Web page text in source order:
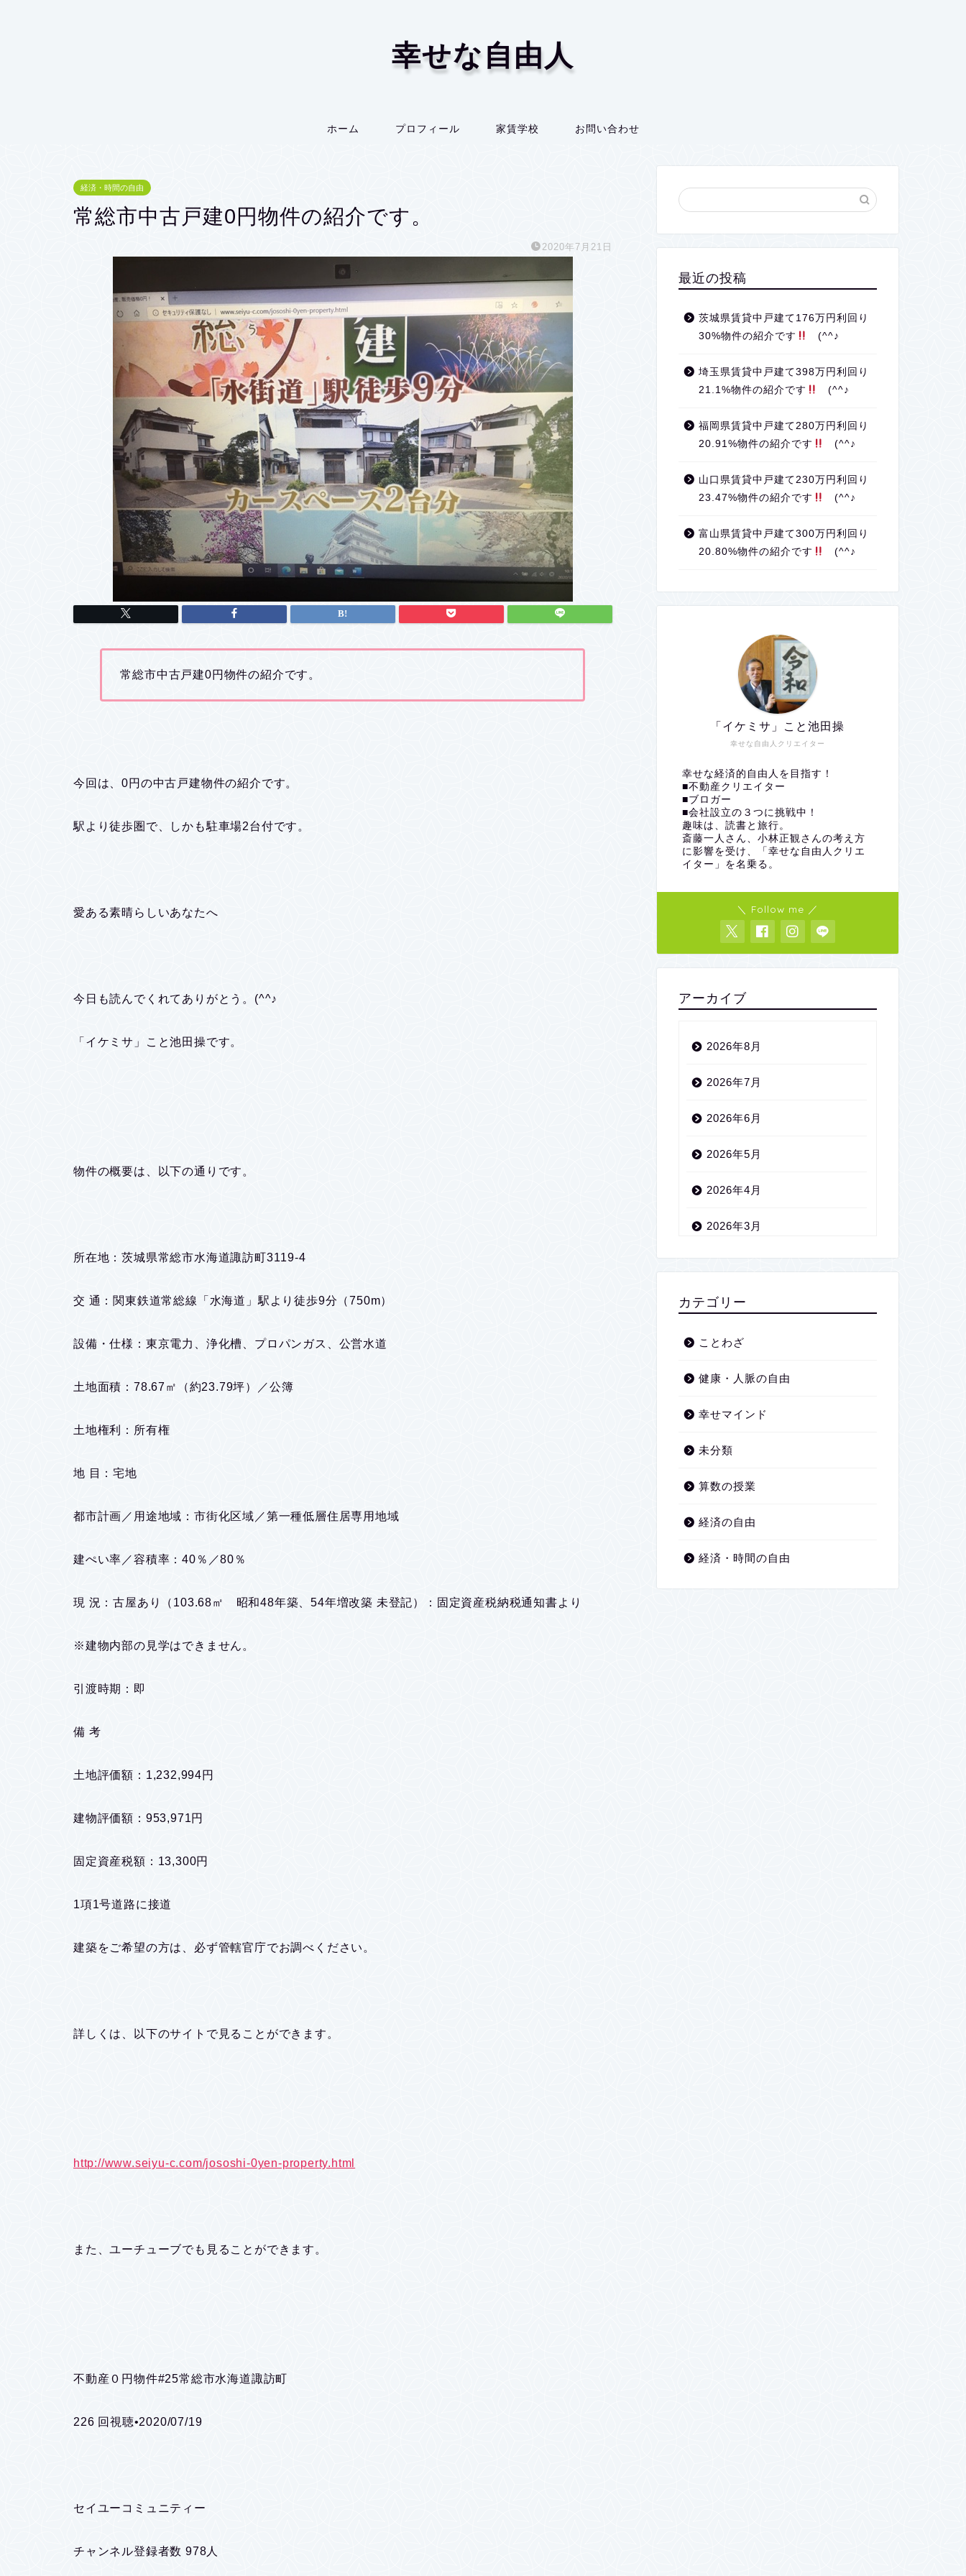
幸せな自由人
ホーム プロフィール 家賃学校 お問い合わせ
経済・時間の自由
常総市中古戸建0円物件の紹介です。
2020年7月21日
常総市中古戸建0円物件の紹介です。
今回は、0円の中古戸建物件の紹介です。
駅より徒歩圏で、しかも駐車場2台付です。
愛ある素晴らしいあなたへ
今日も読んでくれてありがとう。(^^♪
「イケミサ」こと池田操です。
物件の概要は、以下の通りです。
所在地：茨城県常総市水海道諏訪町3119-4
交 通：関東鉄道常総線「水海道」駅より徒歩9分（750m）
設備・仕様：東京電力、浄化槽、プロパンガス、公営水道
土地面積：78.67㎡（約23.79坪）／公簿
土地権利：所有権
地 目：宅地
都市計画／用途地域：市街化区域／第一種低層住居専用地域
建ぺい率／容積率：40％／80％
現 況：古屋あり（103.68㎡ 昭和48年築、54年増改築 未登記）：固定資産税納税通知書より
※建物内部の見学はできません。
引渡時期：即
備 考
土地評価額：1,232,994円
建物評価額：953,971円
固定資産税額：13,300円
1項1号道路に接道
建築をご希望の方は、必ず管轄官庁でお調べください。
詳しくは、以下のサイトで見ることができます。
http://www.seiyu-c.com/jososhi-0yen-property.html
また、ユーチューブでも見ることができます。
不動産０円物件#25常総市水海道諏訪町
226 回視聴•2020/07/19
セイユーコミュニティー
チャンネル登録者数 978人
最近の投稿
茨城県賃貸中戸建て176万円利回り
30%物件の紹介です
(^^♪
埼玉県賃貸中戸建て398万円利回り
21.1%物件の紹介です
(^^♪
福岡県賃貸中戸建て280万円利回り
20.91%物件の紹介です
(^^♪
山口県賃貸中戸建て230万円利回り
23.47%物件の紹介です
(^^♪
富山県賃貸中戸建て300万円利回り
20.80%物件の紹介です
(^^♪
幸せな自由人クリエイター
「イケミサ」こと池田操
幸せな経済的自由人を目指す！
■不動産クリエイター
■ブロガー
■会社設立の３つに挑戦中！
趣味は、読書と旅行。
斎藤一人さん、小林正観さんの考え方
に影響を受け、「幸せな自由人クリエ
イター」を名乗る。
＼ Follow me ／
アーカイブ
2026年8月
2026年7月
2026年6月
2026年5月
2026年4月
2026年3月
2026年2月
2026年1月
カテゴリー
ことわざ
健康・人脈の自由
幸せマインド
未分類
算数の授業
経済の自由
経済・時間の自由